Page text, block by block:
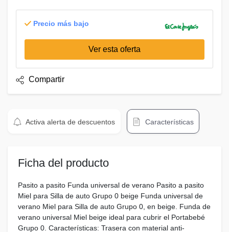
Precio más bajo
Ver esta oferta
Compartir
Activa alerta de descuentos Características
Ficha del producto
Pasito a pasito Funda universal de verano Pasito a pasito
Miel para Silla de auto Grupo 0 beige Funda universal de
verano Miel para Silla de auto Grupo 0, en beige. Funda de
verano universal Miel beige ideal para cubrir el Portabebé
Grupo 0. Características: Trasera con material anti-